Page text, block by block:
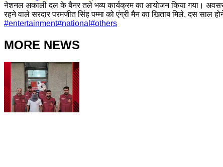
नेशनल अकाली दल के बैनर तले भव्य कार्यक्रम का आयोजन किया गया।
रहने वाले सरदार परमजीत सिंह पम्मा को एंग्री मैन का खिताब मिले, दस
#entertainment#national #others
MORE NEWS